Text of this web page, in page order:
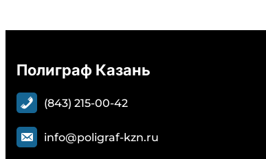
Полиграф Казань
(843) 215-00-42
info@poligraf-kzn.ru